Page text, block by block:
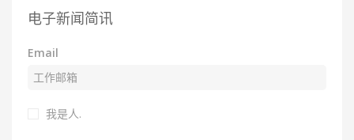
电子新闻简讯
Email
我是人.